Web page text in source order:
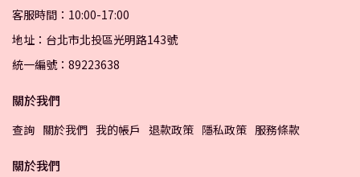
客服時間：10:00-17:00
地址：台北市北投區光明路143號
統一編號：89223638
關於我們
查詢 關於我們 我的帳戶 退款政策 隱私政策 服務條款
關於我們